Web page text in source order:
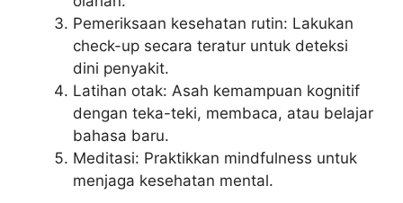
Pemeriksaan kesehatan rutin: Lakukan
check-up secara teratur untuk deteksi
dini penyakit.
Latihan otak: Asah kemampuan kognitif
dengan teka-teki, membaca, atau belajar
bahasa baru.
Meditasi: Praktikkan mindfulness untuk
menjaga kesehatan mental.